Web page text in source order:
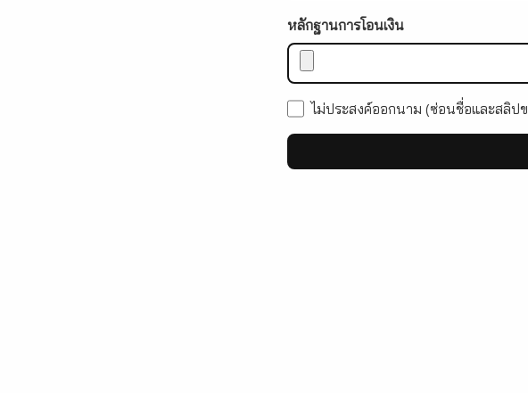
หลักฐานการโอนเงิน
ไม่ประสงค์ออกนาม (ซ่อนชื่อและสลิป